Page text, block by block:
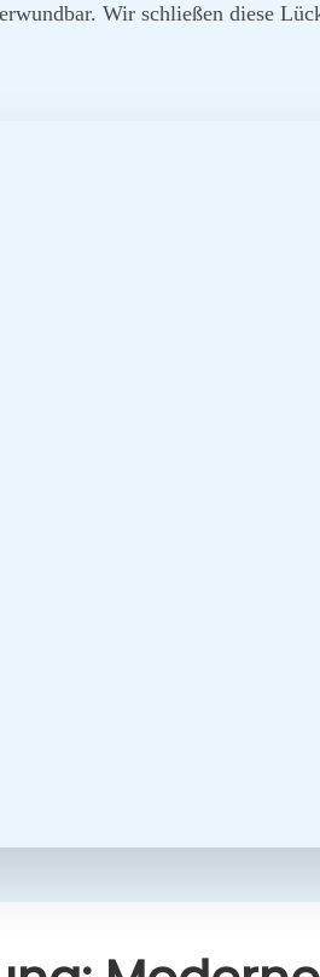
Wir schlie­ßen die­se